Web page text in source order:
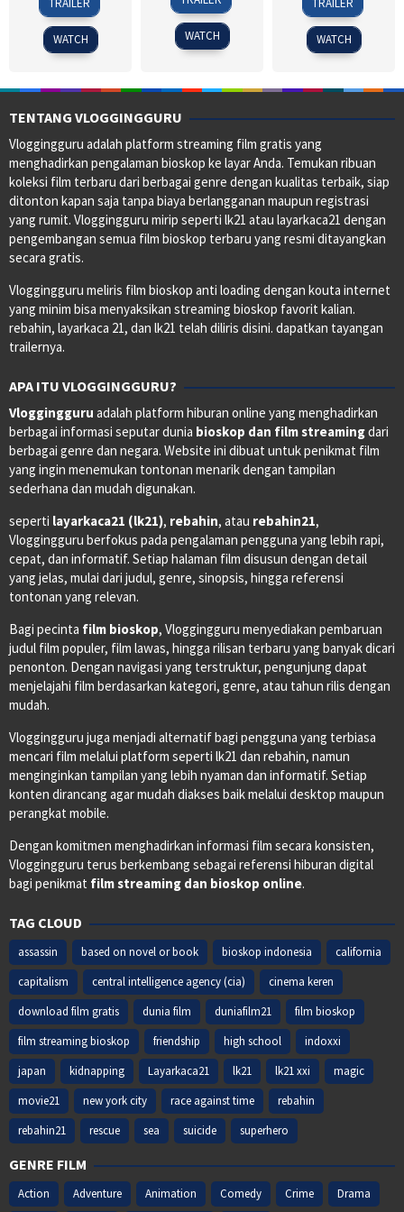
Aug
2011
Ko
TRAILER
WATCH
Nov
2012
Lee
WATCH
Mar
2024
Fujii
TRAILER
WATCH
TENTANG VLOGGINGGURU
Vloggingguru adalah platform streaming film gratis yang
menghadirkan pengalaman bioskop ke layar Anda. Temukan ribuan
koleksi film terbaru dari berbagai genre dengan kualitas terbaik, siap
ditonton kapan saja tanpa biaya berlangganan maupun registrasi
yang rumit. Vloggingguru mirip seperti lk21 atau layarkaca21 dengan
pengembangan semua film bioskop terbaru yang resmi ditayangkan
secara gratis.
Vloggingguru meliris film bioskop anti loading dengan kouta internet
yang minim bisa menyaksikan streaming bioskop favorit kalian.
rebahin, layarkaca 21, dan lk21 telah diliris disini. dapatkan tayangan
trailernya.
APA ITU VLOGGINGGURU?
Vloggingguru adalah platform hiburan online yang menghadirkan
berbagai informasi seputar dunia bioskop dan film streamingdari
berbagai genre dan negara. Website ini dibuat untuk penikmat film
yang ingin menemukan tontonan menarik dengan tampilan
sederhana dan mudah digunakan.
seperti layarkaca21 (lk21), rebahin, atau rebahin21,
Vloggingguru berfokus pada pengalaman pengguna yang lebih rapi,
cepat, dan informatif. Setiap halaman film disusun dengan detail
yang jelas, mulai dari judul, genre, sinopsis, hingga referensi
tontonan yang relevan.
Bagi pecinta film bioskop, Vloggingguru menyediakan pembaruan
judul film populer, film lawas, hingga rilisan terbaru yang banyak dicari
penonton. Dengan navigasi yang terstruktur, pengunjung dapat
menjelajahi film berdasarkan kategori, genre, atau tahun rilis dengan
mudah.
Vloggingguru juga menjadi alternatif bagi pengguna yang terbiasa
mencari film melalui platform seperti lk21 dan rebahin, namun
menginginkan tampilan yang lebih nyaman dan informatif. Setiap
konten dirancang agar mudah diakses baik melalui desktop maupun
perangkat mobile.
Dengan komitmen menghadirkan informasi film secara konsisten,
Vloggingguru terus berkembang sebagai referensi hiburan digital
bagi penikmat film streaming dan bioskop online.
TAG CLOUD
assassin based on novel or book bioskop indonesia
california
capitalism
central intelligence agency (cia)
cinema keren
download film gratis
dunia film duniafilm21
film bioskop
film streaming bioskop
friendship high school
indoxxi
japan
kidnapping Layarkaca21 lk21 lk21 xxi
magic
movie21
new york city race against time
rebahin
rebahin21
rescue sea suicide superhero
GENRE FILM
Action Adventure Animation Comedy Crime Drama